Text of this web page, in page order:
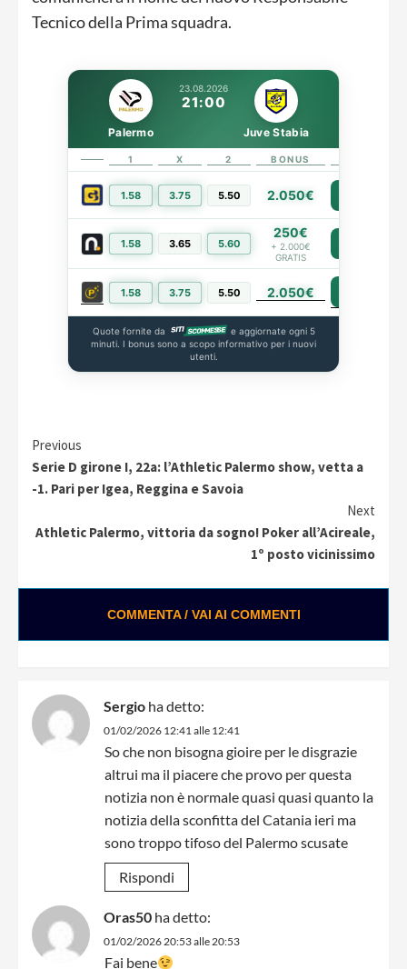
Tecnico della Prima squadra.
23.08.2026
21:00
Palermo Juve Stabia
1 X 2 BONUS
1.58 3.75 5.50 2.050€
1.58 3.65 5.60
250€
+ 2.000€
GRATIS
1.58 3.75 5.50 2.050€
Quote fornite da
e aggiornate ogni 5
minuti. I bonus sono a scopo informativo per i nuovi
utenti.
Continue
Reading
Previous
Serie D girone I, 22a: l’Athletic Palermo show, vetta a
-1. Pari per Igea, Reggina e Savoia
Next
Athletic Palermo, vittoria da sogno! Poker all’Acireale,
1º posto vicinissimo
COMMENTA / VAI AI COMMENTI
Sergio ha detto:
01/02/2026 12:41 alle 12:41
So che non bisogna gioire per le disgrazie
altrui ma il piacere che provo per questa
notizia non è normale quasi quasi quanto la
notizia della sconfitta del Catania ieri ma
sono troppo tifoso del Palermo scusate
Rispondi
Oras50 ha detto:
01/02/2026 20:53 alle 20:53
Fai bene